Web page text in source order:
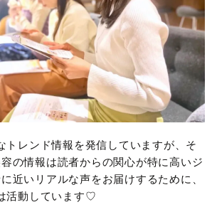
トレンド情報を発信していますが、そ
の情報は読者からの関心が特に高いジ
近いリアルな声をお届けするために、
活動しています♡